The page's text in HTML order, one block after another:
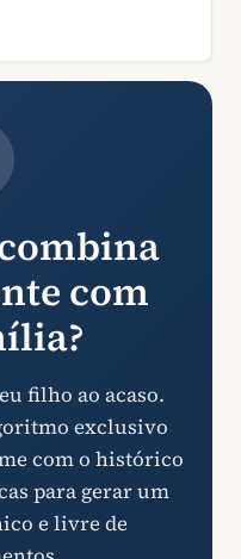
com
filho ao acaso.
exclusivo
com o histórico
para gerar um
e livre de